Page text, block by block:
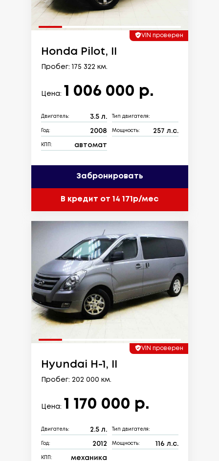
VIN проверен
Honda Pilot, II
Пробег: 175 322 км.
Цена: 1 006 000 р.
Двигатель: 3.5 л. Тип двигателя:
Год: 2008 Мощность: 257 л.с.
КПП: автомат
Забронировать
В кредит от 14 171р/мес
VIN проверен
Hyundai H-1, II
Пробег: 202 000 км.
Цена: 1 170 000 р.
Двигатель: 2.5 л. Тип двигателя:
Год: 2012 Мощность: 116 л.с.
КПП: механика